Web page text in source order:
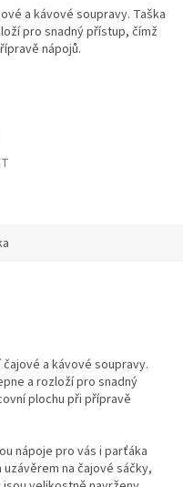
a kávové soupravy. Taška
pro snadný přístup, čímž
nápojů.
a kávové soupravy.
a rozloží pro snadný
plochu při přípravě
nápoje pro vás i parťáka
na čajové sáčky,